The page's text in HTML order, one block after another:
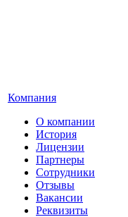
Компания
О компании
История
Лицензии
Партнеры
Сотрудники
Отзывы
Вакансии
Реквизиты